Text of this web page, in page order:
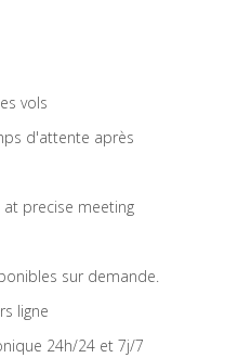
vols
d'attente après
precise meeting
sur demande.
ligne
24h/24 et 7j/7